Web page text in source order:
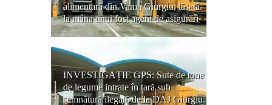
alimentară din Vama Giurgiu, lăsată
la mâna unui fost agent de asigurări
INVESTIGAȚIE GPS: Sute de tone
de legume intrate în țară sub
semnătură ilegală de la DAJ Giurgiu.